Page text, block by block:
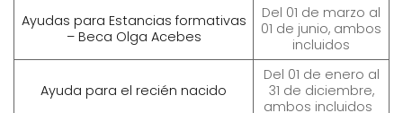
Ayudas para Estancias formativas
– Beca Olga Acebes
Del 01 de marzo al
01 de junio, ambos
incluidos
Ayuda para el recién nacido
Del 01 de enero al
31 de diciembre,
ambos incluidos